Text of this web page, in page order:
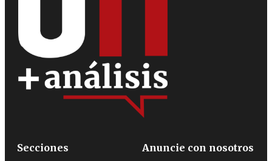
Secciones
Anuncie con nosotros